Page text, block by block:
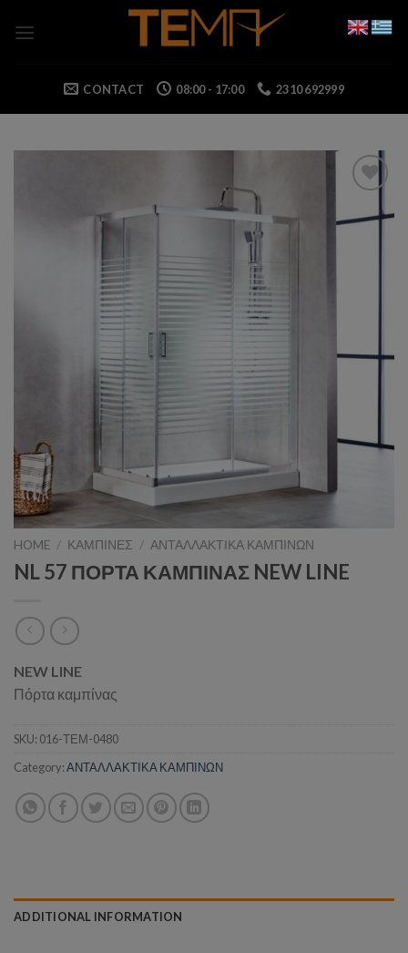
CONTACT 08:00 - 17:00 2310 692999
Add to wishlist
HOME / ΚΑΜΠΙΝΕΣ / ΑΝΤΑΛΛΑΚΤΙΚΑ ΚΑΜΠΙΝΩΝ
NL 57 ΠΟΡΤΑ ΚΑΜΠΙΝΑΣ NEW LINE
NEW LINE
Πόρτα καμπίνας
SKU: 016-ΤΕΜ-0480
Category:ΑΝΤΑΛΛΑΚΤΙΚΑ ΚΑΜΠΙΝΩΝ
ADDITIONAL INFORMATION